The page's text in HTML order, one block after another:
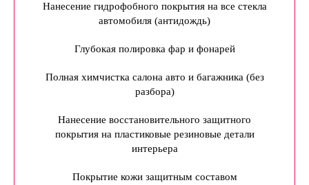
Нанесение гидрофобного покрытия на все стекла
автомобиля (антидождь)
Глубокая полировка фар и фонарей
Полная химчистка салона авто и багажника (без
разбора)
Нанесение восстановительного защитного
покрытия на пластиковые резиновые детали
интерьера
Покрытие кожи защитным составом